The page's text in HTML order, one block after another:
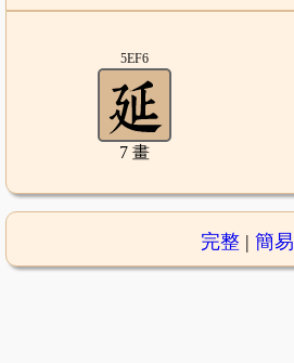
5EF6
7 畫
完整| 簡易